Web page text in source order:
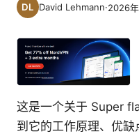
David Lehmann·2026
这是一个关于 Super
到它的工作原理、优